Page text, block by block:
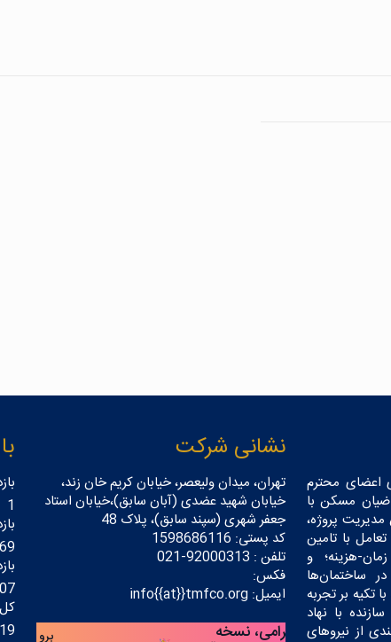
اعضای محترم
مسکن با
پروژه،
با تامین
هزینه؛ و
ساختمان‌ها
تکیه بر تجربه
با نهاد
از نیروهای
نشانی شرکت
تهران، میدان ولیعصر، خیابان کریم خان زند،
خیابان شهید عضدی (آبان سابق)،خیابان استاد
جعفر شهری (سپند سابق)، پلاک 48
کد پستی: 1598686116
تلفن : 92000313-021
فکس:
ایمیل: info{{at}}tmfco.org
1
69